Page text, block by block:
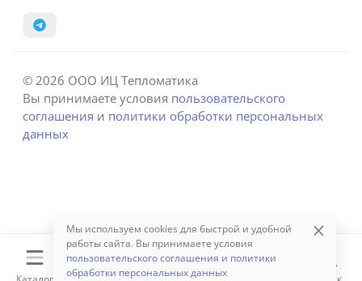
© 2026 ООО ИЦ Тепломатика
Вы принимаете условия пользовательского
соглашения и политики обработки персональных
данных
Мы используем cookies для быстрой и удобной
работы сайта. Вы принимаете условия
пользовательского соглашения и политики
обработки персональных данных